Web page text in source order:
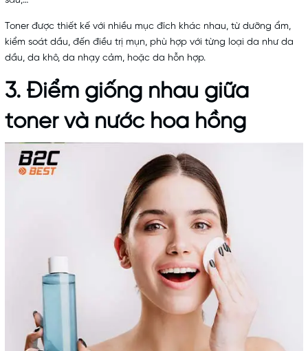
Toner được thiết kế với nhiều mục đích khác nhau, từ dưỡng ẩm,
kiểm soát dầu, đến điều trị mụn, phù hợp với từng loại da như da
dầu, da khô, da nhạy cảm, hoặc da hỗn hợp.
3. Điểm giống nhau giữa
toner và nước hoa hồng